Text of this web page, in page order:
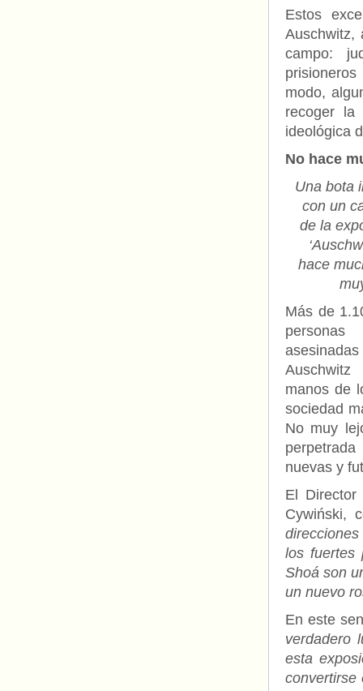
Estos
Auschwitz,
campo:
modo,
recoger
ideológica
No hace
Una bota
con un
de la
hace
Más de
personas
manos de
sociedad
No muy
nuevas y
El Director
Cywiński,
los fuertes
Shoá son
un nuevo
En este
verdadero
esta
convertirse